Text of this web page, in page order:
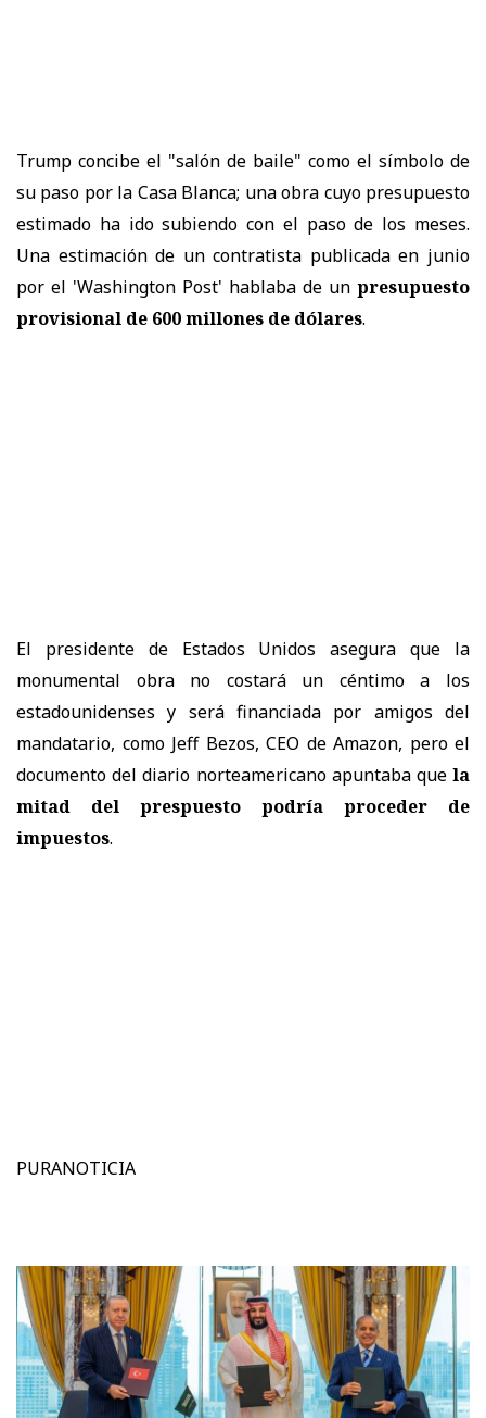
Trump concibe el "salón de baile" como el símbolo de
su paso por la Casa Blanca; una obra cuyo presupuesto
estimado ha ido subiendo con el paso de los meses.
Una estimación de un contratista publicada en junio
por el 'Washington Post' hablaba de un presupuesto
provisional de 600 millones de dólares.
El presidente de Estados Unidos asegura que la
monumental obra no costará un céntimo a los
estadounidenses y será financiada por amigos del
mandatario, como Jeff Bezos, CEO de Amazon, pero el
documento del diario norteamericano apuntaba que la
mitad del prespuesto podría proceder de
impuestos.
PURANOTICIA